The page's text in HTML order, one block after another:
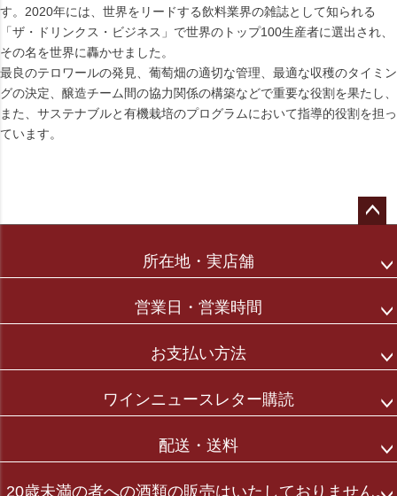
す。2020年には、世界をリードする飲料業界の雑誌として知られる
「ザ・ドリンクス・ビジネス」で世界のトップ100生産者に選出され、
その名を世界に轟かせました。
最良のテロワールの発見、葡萄畑の適切な管理、最適な収穫のタイミン
グの決定、醸造チーム間の協力関係の構築などで重要な役割を果たし、
また、サステナブルと有機栽培のプログラムにおいて指導的役割を担っ
ています。
所在地・実店舗
営業日・営業時間
お支払い方法
ワインニュースレター購読
配送・送料
20歳未満の者への酒類の販売はいたしておりません。